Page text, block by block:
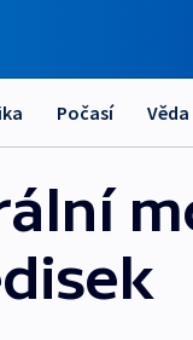
Počasí Věda